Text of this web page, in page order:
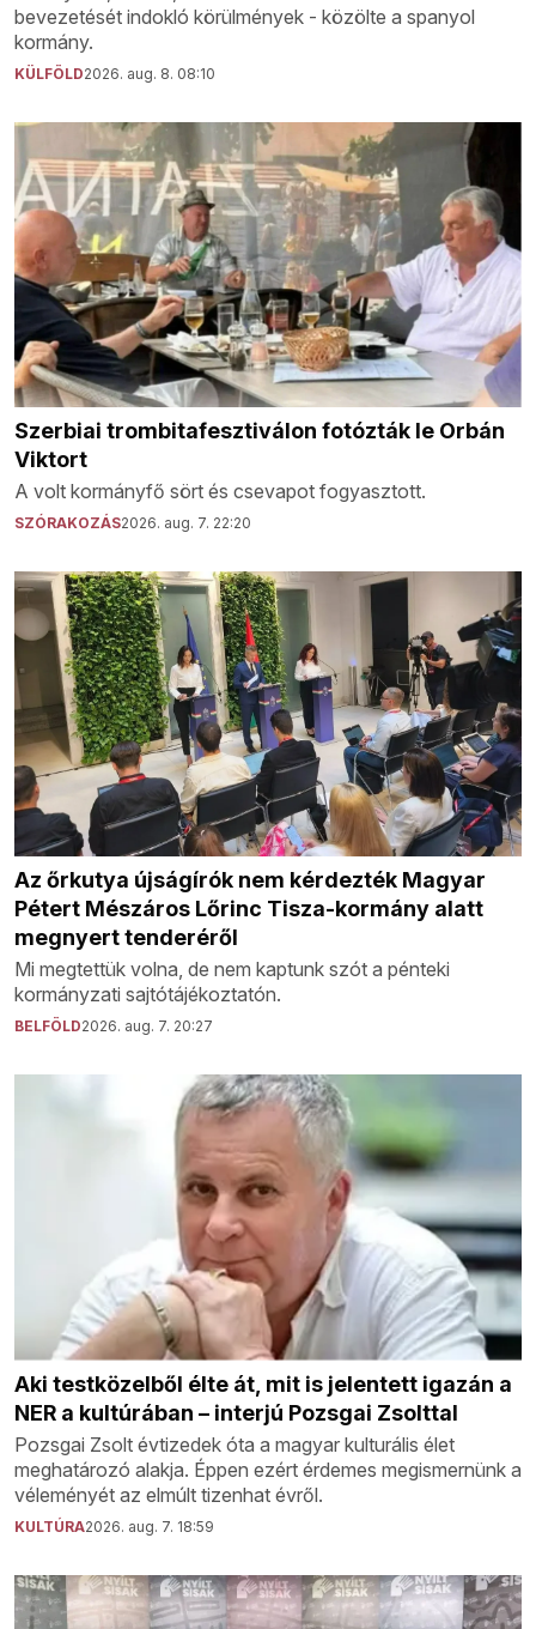
bevezetését indokló körülmények - közölte a spanyol
kormány.
KÜLFÖLD2026. aug. 8. 08:10
Szerbiai trombitafesztiválon fotózták le Orbán
Viktort
A volt kormányfő sört és csevapot fogyasztott.
SZÓRAKOZÁS2026. aug. 7. 22:20
Az őrkutya újságírók nem kérdezték Magyar
Pétert Mészáros Lőrinc Tisza-kormány alatt
megnyert tenderéről
Mi megtettük volna, de nem kaptunk szót a pénteki
kormányzati sajtótájékoztatón.
BELFÖLD2026. aug. 7. 20:27
Aki testközelből élte át, mit is jelentett igazán a
NER a kultúrában – interjú Pozsgai Zsolttal
Pozsgai Zsolt évtizedek óta a magyar kulturális élet
meghatározó alakja. Éppen ezért érdemes megismernünk a
véleményét az elmúlt tizenhat évről.
KULTÚRA2026. aug. 7. 18:59